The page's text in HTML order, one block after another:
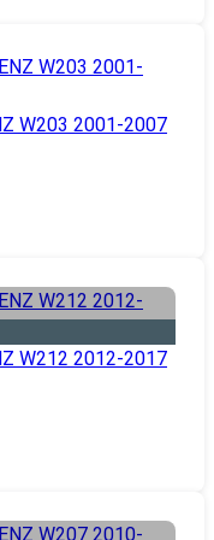
W203 2001-2007
W212 2012-2017